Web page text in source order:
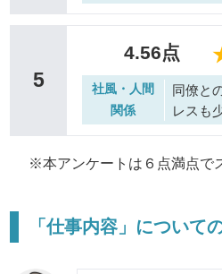
5
同僚と
レスも
社風・人間
関係
4.56点
※本アンケートは６点満点で
「仕事内容」について